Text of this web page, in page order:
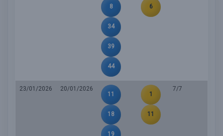
8
34
39
44
6
23/01/2026
20/01/2026
11
18
19
1
11
7/7